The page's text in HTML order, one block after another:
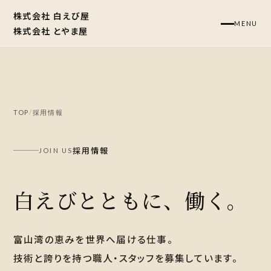
株式会社 白えび屋
株式会社 とやま屋
MENU
TOP/採用情報
JOIN US採用情報
白えびとともに、働く。
富山湾の恵みを世界へ届ける仕事。
技術と誇りを持つ職人・スタッフを募集しています。